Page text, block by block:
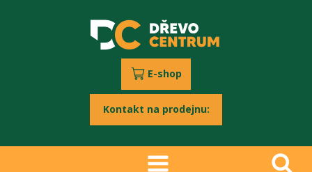
E-shop
Kontakt na prodejnu: